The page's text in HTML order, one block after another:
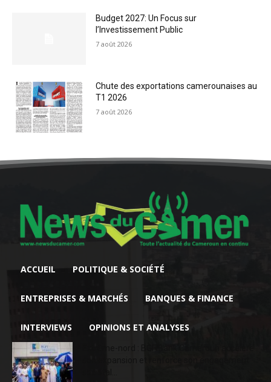
Budget 2027: Un Focus sur
l’Investissement Public
7 août 2026
Chute des exportations camerounaises au
T1 2026
7 août 2026
ACCUEIL POLITIQUE & SOCIÉTÉ
ENTREPRISES & MARCHÉS BANQUES & FINANCE
INTERVIEWS OPINIONS ET ANALYSES